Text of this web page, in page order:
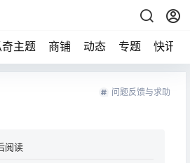
奇主题 商铺 动态 专题 快讯
问题反馈与求助
阅读